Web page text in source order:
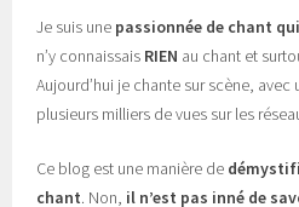
Je suis une passionnée de chant
n’y connaissais RIEN au chant et
Aujourd’hui je chante sur scène,
plusieurs milliers de vues sur les
Ce blog est une manière de
chant. Non, il n’est pas inné de